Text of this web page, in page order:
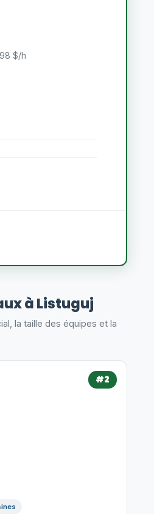
$/h
à Listuguj
la taille des équipes et la
#2